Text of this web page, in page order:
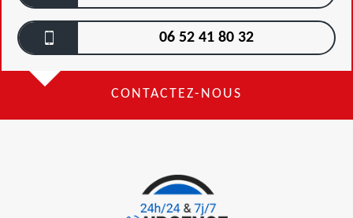
06 52 41 80 32
CONTACTEZ-NOUS